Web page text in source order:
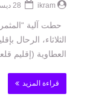
ikram
حطت آلية
الثلاثاء، الرحال
العطاوية (إقليم
قراءة المزيد